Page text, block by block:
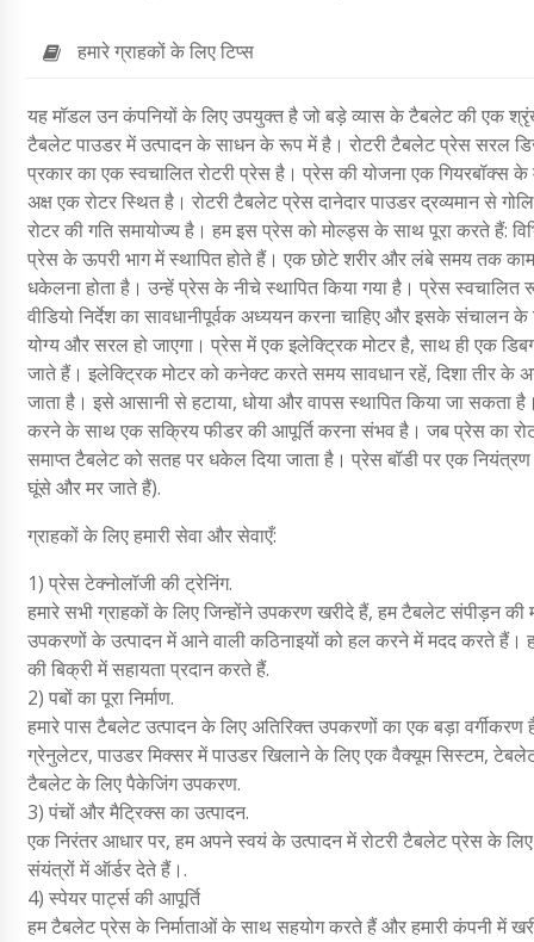
हमारे ग्राहकों के लिए टिप्स
यह मॉडल उन कंपनियों के लिए उपयुक्त है जो बड़े व्यास के टैबलेट की एक
टैबलेट पाउडर में उत्पादन के साधन के रूप में है। रोटरी टैबलेट प्रेस सरल
प्रकार का एक स्वचालित रोटरी प्रेस है। प्रेस की योजना एक
अक्ष एक रोटर स्थित है। रोटरी टैबलेट प्रेस दानेदार पाउडर द्रव्यमान से
रोटर की गति समायोज्य है। हम इस प्रेस को मोल्ड्स के साथ पूरा करते हैं:
प्रेस के ऊपरी भाग में स्थापित होते हैं। एक छोटे शरीर और लंबे समय तक
धकेलना होता है। उन्हें प्रेस के नीचे स्थापित किया गया है। प्रेस
वीडियो निर्देश का सावधानीपूर्वक अध्ययन करना चाहिए और इसके
योग्य और सरल हो जाएगा। प्रेस में एक इलेक्ट्रिक मोटर है, साथ ही एक
जाते हैं। इलेक्ट्रिक मोटर को कनेक्ट करते समय सावधान रहें, दिशा तीर
जाता है। इसे आसानी से हटाया, धोया और वापस स्थापित किया जा सकता
करने के साथ एक सक्रिय फीडर की आपूर्ति करना संभव है। जब प्रेस का
समाप्त टैबलेट को सतह पर धकेल दिया जाता है। प्रेस बॉडी पर एक
घूंसे और मर जाते हैं).
ग्राहकों के लिए हमारी सेवा और सेवाएँ:
1) प्रेस टेक्नोलॉजी की ट्रेनिंग.
हमारे सभी ग्राहकों के लिए जिन्होंने उपकरण खरीदे हैं, हम टैबलेट संपीड़न की
उपकरणों के उत्पादन में आने वाली कठिनाइयों को हल करने में मदद करते हैं।
की बिक्री में सहायता प्रदान करते हैं.
2) पबों का पूरा निर्माण.
हमारे पास टैबलेट उत्पादन के लिए अतिरिक्त उपकरणों का एक बड़ा
ग्रेनुलेटर, पाउडर मिक्सर में पाउडर खिलाने के लिए एक वैक्यूम सिस्टम,
टैबलेट के लिए पैकेजिंग उपकरण.
3) पंचों और मैट्रिक्स का उत्पादन.
एक निरंतर आधार पर, हम अपने स्वयं के उत्पादन में रोटरी टैबलेट प्रेस के
संयंत्रों में ऑर्डर देते हैं।.
4) स्पेयर पार्ट्स की आपूर्ति
हम टैबलेट प्रेस के निर्माताओं के साथ सहयोग करते हैं और हमारी कंपनी में